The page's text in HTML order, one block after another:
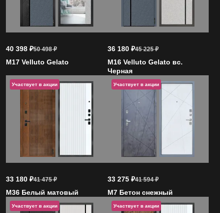
40 398 ₽50 498 ₽
M17 Velluto Gelato
36 180₽45 225 ₽
M16 Velluto Gelato вс.
Черная
Участвует в акции
33 180 ₽41 475 ₽
M36 Белый матовый
Участвует в акции
33 275₽41 594 ₽
M7 Бетон снежный
Участвует в акции Участвует в акции
Участвует в акции